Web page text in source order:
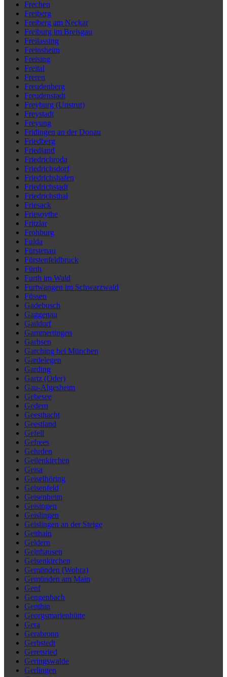
Frechen
Freiberg
Freiberg am Neckar
Freiburg im Breisgau
Freilassing
Freinsheim
Freising
Freital
Freren
Freudenberg
Freudenstadt
Freyburg (Unstrut)
Freystadt
Freyung
Fridingen an der Donau
Friedberg
Friedland
Friedrichroda
Friedrichsdorf
Friedrichshafen
Friedrichstadt
Friedrichsthal
Friesack
Friesoythe
Fritzlar
Frohburg
Fulda
Fürstenau
Fürstenfeldbruck
Fürth
Furth im Wald
Furtwangen im Schwarzwald
Füssen
Gadebusch
Gaggenau
Gaildorf
Gammertingen
Garbsen
Garching bei München
Gardelegen
Garding
Gartz (Oder)
Gau-Algesheim
Gebesee
Gedern
Geesthacht
Geestland
Gefell
Gefrees
Gehrden
Geilenkirchen
Geisa
Geiselhöring
Geisenfeld
Geisenheim
Geisingen
Geislingen
Geislingen an der Steige
Geithain
Geldern
Gelnhausen
Gelsenkirchen
Gemünden (Wohra)
Gemünden am Main
Genf
Gengenbach
Genthin
Georgsmarienhütte
Gera
Gerabronn
Gerbstedt
Geretsried
Geringswalde
Gerlingen